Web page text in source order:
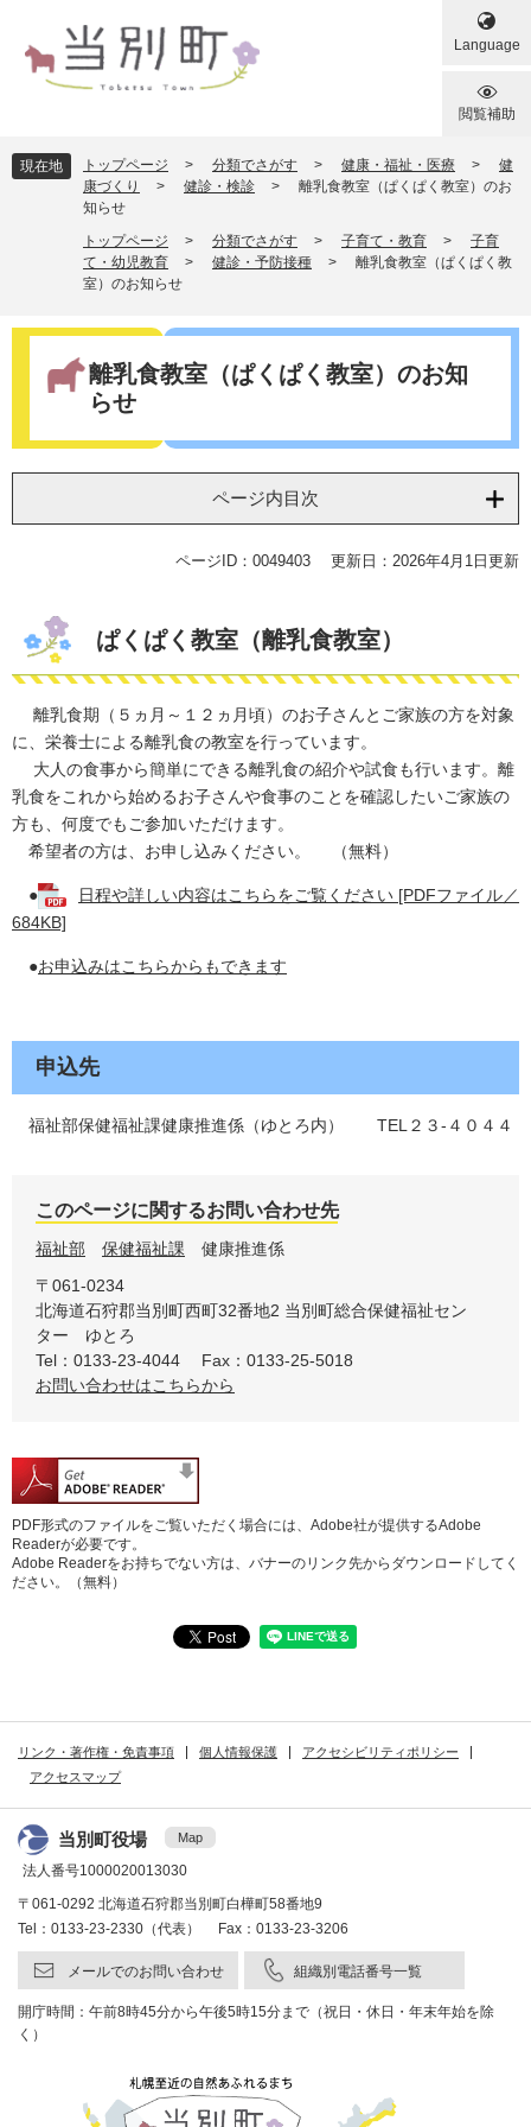
でば
Language
閲覧補助
現在地 トップページ > 分類でさがす > 健康・福祉・医療 >
健
康づくり
> 健診・検診 >
離乳食教室（ぱくぱく教室）のお
知らせ
トップページ
> 分類でさがす > 子育て・教育 >
子育
て・幼児教育
> 健診・予防接種 >
離乳食教室（ぱくぱく教
室）のお知らせ
離乳食教室（ぱくぱく教室）のお知
らせ
ページ内目次
ページID：0049403 更新日：2026年4月1日更新
ぱくぱく教室（離乳食教室）
離乳食期（５ヵ月～１２ヵ月頃）のお子さんとご家族の方を対象
に、栄養士による離乳食の教室を行っています。
大人の食事から簡単にできる離乳食の紹介や試食も行います。離
乳食をこれから始めるお子さんや食事のことを確認したいご家族の
方も、何度でもご参加いただけます。
希望者の方は、お申し込みください。 （無料）
●
日程や詳しい内容はこちらをご覧ください [PDFファイル／
684KB]
●お申込みはこちらからもできます
申込先
福祉部保健福祉課健康推進係（ゆとろ内） TEL２３-４０４４
このページに関するお問い合わせ先
福祉部 保健福祉課
健康推進係
〒061-0234
北海道石狩郡当別町西町32番地2 当別町総合保健福祉セン
ター ゆとろ
Tel：0133-23-4044
Fax：0133-25-5018
お問い合わせはこちらから
PDF形式のファイルをご覧いただく場合には、Adobe社が提供するAdobe
Readerが必要です。
Adobe Readerをお持ちでない方は、バナーのリンク先からダウンロードしてく
ださい。（無料）
リンク・著作権・免責事項 個人情報保護
アクセシビリティポリシー
アクセスマップ
当別町役場 Map
法人番号1000020013030
〒061-0292 北海道石狩郡当別町白樺町58番地9
Tel：0133-23-2330（代表） Fax：0133-23-3206
メールでのお問い合わせ 組織別電話番号一覧
開庁時間：午前8時45分から午後5時15分まで（祝日・休日・年末年始を除
く）